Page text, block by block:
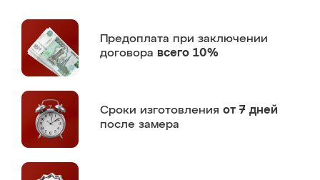
Предоплата при заключении
договора всего 10%
Сроки изготовления от 7 дней
после замера